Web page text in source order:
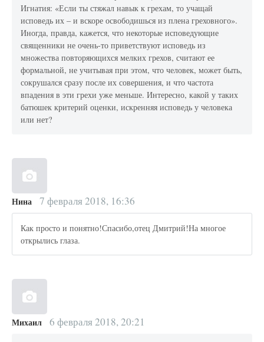
Игнатия: «Если ты стяжал навык к грехам, то учащай
исповедь их – и вскоре освободишься из плена греховного».
Иногда, правда, кажется, что некоторые исповедующие
священники не очень-то приветствуют исповедь из
множества повторяющихся мелких грехов, считают ее
формальной, не учитывая при этом, что человек, может быть,
сокрушался сразу после их совершения, и что частота
впадения в эти грехи уже меньше. Интересно, какой у таких
батюшек критерий оценки, искренняя исповедь у человека
или нет?
Нина 7 февраля 2018, 16:36
Как просто и понятно!Спасибо,отец Дмитрий!На многое
открылись глаза.
Михаил 6 февраля 2018, 20:21